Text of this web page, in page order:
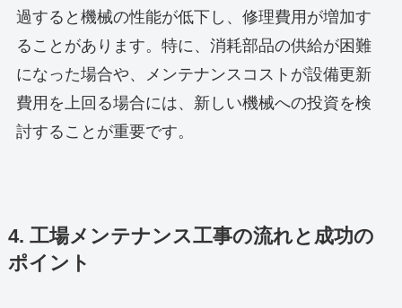
過すると機械の性能が低下し、修理費用が増加す
ることがあります。特に、消耗部品の供給が困難
になった場合や、メンテナンスコストが設備更新
費用を上回る場合には、新しい機械への投資を検
討することが重要です。
4. 工場メンテナンス工事の流れと成功の
ポイント